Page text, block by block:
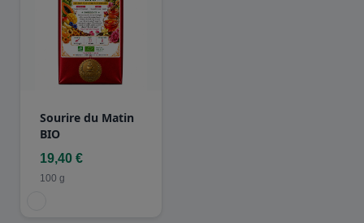
Sourire du Matin
BIO
19,40 €
100 g